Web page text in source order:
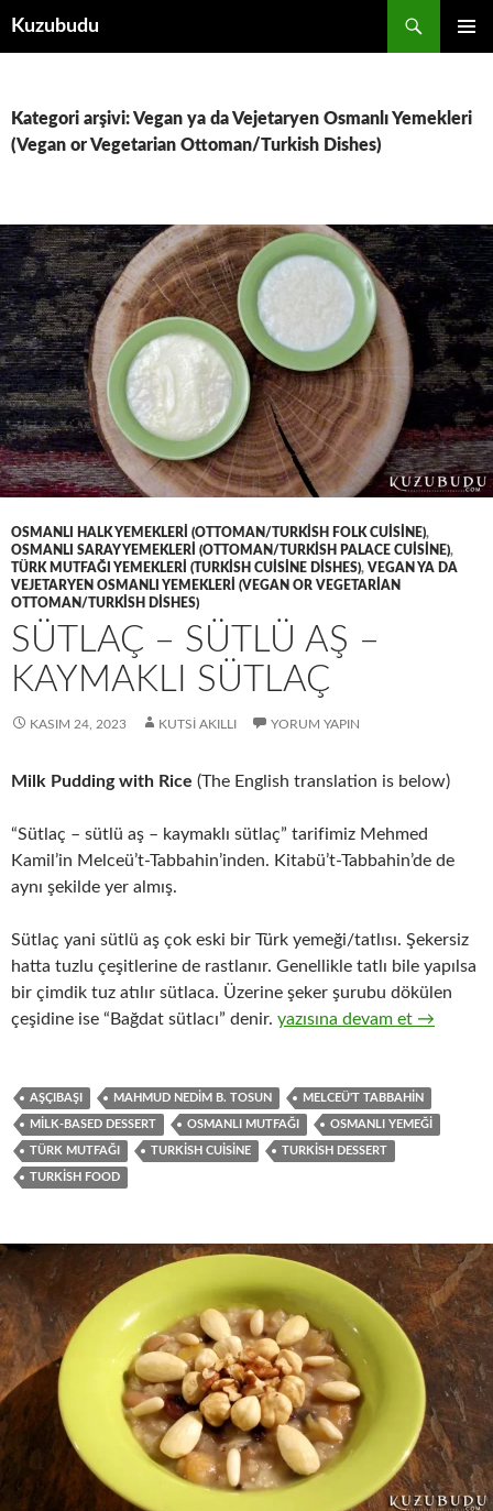
Kuzubudu
Kategori arşivi: Vegan ya da Vejetaryen Osmanlı Yemekleri
(Vegan or Vegetarian Ottoman/Turkish Dishes)
OSMANLI HALK YEMEKLERI (OTTOMAN/TURKISH FOLK CUISINE),
OSMANLI SARAY YEMEKLERI (OTTOMAN/TURKISH PALACE CUISINE),
TÜRK MUTFAĞI YEMEKLERI (TURKISH CUISINE DISHES), VEGAN YA DA
VEJETARYEN OSMANLI YEMEKLERI (VEGAN OR VEGETARIAN
OTTOMAN/TURKISH DISHES)
SÜTLAÇ – SÜTLÜ AŞ –
KAYMAKLI SÜTLAÇ
KASIM 24, 2023 KUTSI AKILLI YORUM YAPIN
Milk Pudding with Rice (The English translation is below)
“Sütlaç – sütlü aş – kaymaklı sütlaç” tarifimiz Mehmed
Kamil’in Melceü’t-Tabbahin’inden. Kitabü’t-Tabbahin’de de
aynı şekilde yer almış.
Sütlaç yani sütlü aş çok eski bir Türk yemeği/tatlısı. Şekersiz
hatta tuzlu çeşitlerine de rastlanır. Genellikle tatlı bile yapılsa
bir çimdik tuz atılır sütlaca. Üzerine şeker şurubu dökülen
çeşidine ise “Bağdat sütlacı” denir. SÜTLAÇ – SÜTLÜ AŞ –
yazısına devam et →
AŞÇIBAŞI MAHMUD NEDIM B. TOSUN MELCEÜ'T TABBAHIN
MILK-BASED DESSERT OSMANLI MUTFAĞI OSMANLI YEMEĞI
TÜRK MUTFAĞI TURKISH CUISINE TURKISH DESSERT
TURKISH FOOD